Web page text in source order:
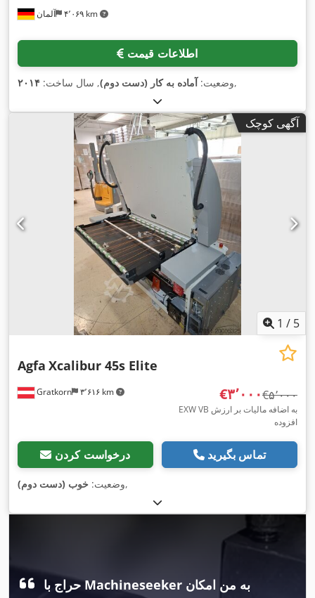
آلمان ۴٬۰۶۹ km
اطلاعات قیمت
وضعیت:آماده به کار (دست دوم), سال ساخت: ۲۰۱۴ ,
آگهی کوچک
1 / 5
Gratkorn ۳٬۶۱۶ km
Agfa Xcalibur 45s Elite
‎€۳٬۰۰۰ ‎€۵٬۰۰۰
EXW VB به اضافه مالیات بر ارزش
افزوده
درخواست کردن تماس بگیرید
وضعیت: خوب (دست دوم) ,